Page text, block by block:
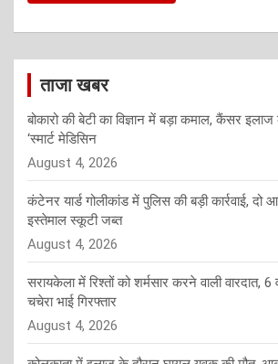
ताजा खबर
बोकारो की बेटी का विज्ञान में बड़ा कमाल, कैंसर
‘स्मार्ट मेडिसिन
August 4, 2026
कंटेनर यार्ड गोलीकांड में पुलिस की बड़ी कार्रवाई, दो
इस्तेमाल स्कूटी जब्त
August 4, 2026
सरायकेला में रिश्तों को शर्मसार करने वाली वारदात, 6
चचेरा भाई गिरफ्तार
August 4, 2026